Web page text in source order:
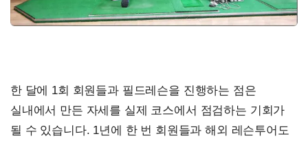
한 달에 1회 회원들과 필드레슨을 진행하는 점은
실내에서 만든 자세를 실제 코스에서 점검하는 기회가
될 수 있습니다. 1년에 한 번 회원들과 해외 레슨투어도